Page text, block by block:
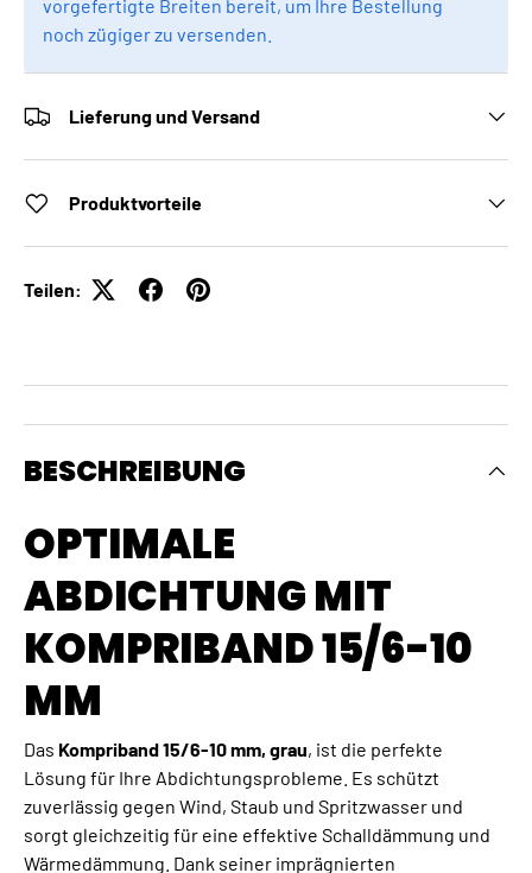
vorgefertigte Breiten bereit, um Ihre Bestellung
noch zügiger zu versenden.
Lieferung und Versand
Produktvorteile
Teilen:
BESCHREIBUNG
OPTIMALE
ABDICHTUNG MIT
KOMPRIBAND 15/6-10
MM
Das Kompriband 15/6-10 mm, grau, ist die perfekte
Lösung für Ihre Abdichtungsprobleme. Es schützt
zuverlässig gegen Wind, Staub und Spritzwasser und
sorgt gleichzeitig für eine effektive Schalldämmung und
Wärmedämmung. Dank seiner imprägnierten